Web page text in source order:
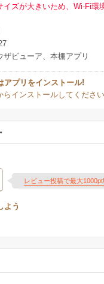
ズが大きいため、Wi-Fi環
ビューア、本棚アプリ
アプリをインストール!
らインストールしてください
レビュー投稿で最大1000pt!
よう